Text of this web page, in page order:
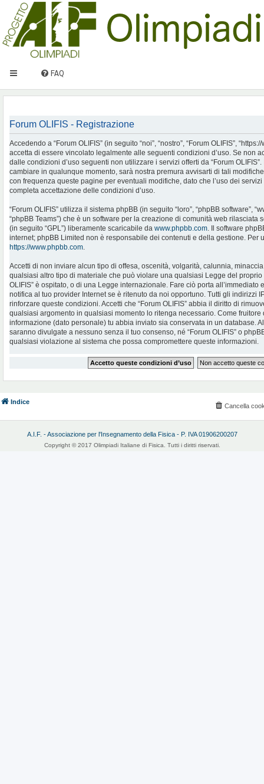
FAQ
Forum OLIFIS - Registrazione
Accedendo a “Forum OLIFIS” (in seguito “noi”, “nostro”, “Forum OLIFIS”,
accetta di essere vincolato legalmente alle seguenti condizioni d’uso. Se non
dalle condizioni d’uso seguenti non utilizzare i servizi offerti da “Forum
cambiare in qualunque momento, sarà nostra premura avvisarti di tali
con frequenza queste pagine per eventuali modifiche, dato che l’uso dei servizi
completa accettazione delle condizioni d’uso.
“Forum OLIFIS” utilizza il sistema phpBB (in seguito “loro”, “phpBB software”,
“phpBB Teams”) che è un software per la creazione di comunità web rilasciata
(in seguito “GPL”) liberamente scaricabile da www.phpbb.com. Il software
internet; phpBB Limited non è responsabile dei contenuti e della gestione. Per
https://www.phpbb.com.
Accetti di non inviare alcun tipo di offesa, oscenità, volgarità, calunnia,
qualsiasi altro tipo di materiale che può violare una qualsiasi Legge del proprio
OLIFIS” è ospitato, o di una Legge internazionale. Fare ciò porta
notifica al tuo provider Internet se è ritenuto da noi opportuno. Tutti gli indirizzi
rinforzare queste condizioni. Accetti che “Forum OLIFIS” abbia il diritto di
qualsiasi argomento in qualsiasi momento lo ritenga necessario. Come
informazione (dato personale) tu abbia inviato sia conservata in un database.
saranno divulgate a nessuno senza il tuo consenso, né “Forum OLIFIS” o
qualsiasi violazione al sistema che possa compromettere queste informazioni.
Indice
Cancella
A.I.F. - Associazione per l'Insegnamento della Fisica - P. IVA 01906200207
Copyright © 2017 Olimpiadi Italiane di Fisica. Tutti i diritti riservati.